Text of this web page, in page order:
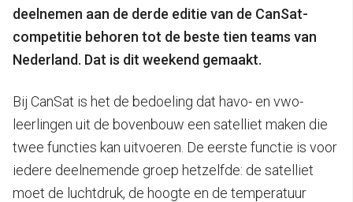
deelnemen aan de derde editie van de CanSat-
competitie behoren tot de beste tien teams van
Nederland. Dat is dit weekend gemaakt.
Bij CanSat is het de bedoeling dat havo- en vwo-
leerlingen uit de bovenbouw een satelliet maken die
twee functies kan uitvoeren. De eerste functie is voor
iedere deelnemende groep hetzelfde: de satelliet
moet de luchtdruk, de hoogte en de temperatuur